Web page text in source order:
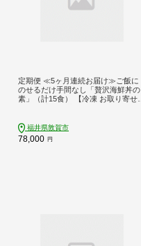
定期便 ≪5ヶ月連続お届け≫ご飯に
のせるだけ手間なし「贅沢海鮮丼の
素」（計15食） 【冷凍 お取り寄せ
02]【敦賀市ふるさと納税】
福井県敦賀市
78,000 円